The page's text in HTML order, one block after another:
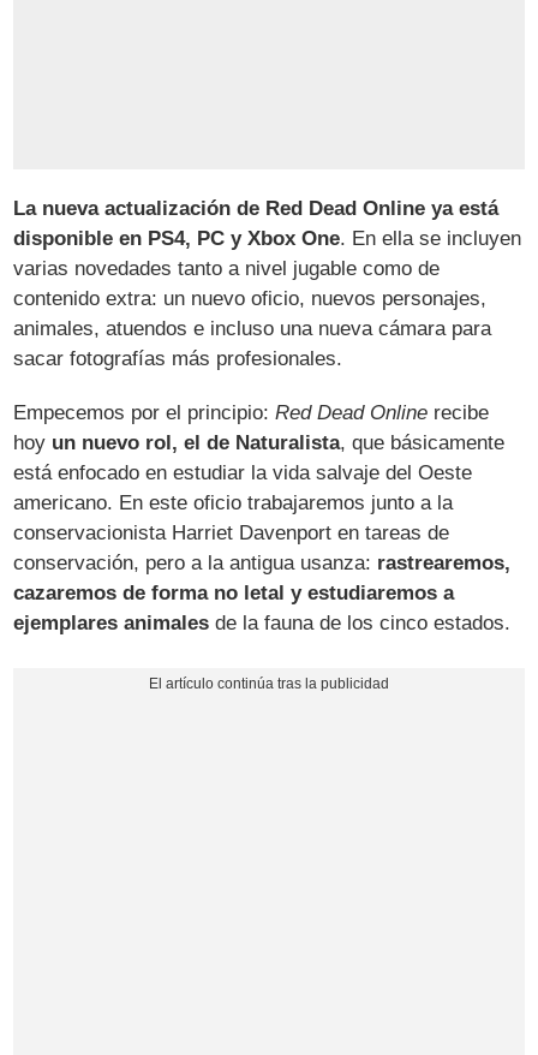
La nueva actualización de Red Dead Online ya está
disponible en PS4, PC y Xbox One. En ella se incluyen
varias novedades tanto a nivel jugable como de
contenido extra: un nuevo oficio, nuevos personajes,
animales, atuendos e incluso una nueva cámara para
sacar fotografías más profesionales.
Empecemos por el principio:Red Dead Online recibe
hoy un nuevo rol, el de Naturalista, que básicamente
está enfocado en estudiar la vida salvaje del Oeste
americano. En este oficio trabajaremos junto a la
conservacionista Harriet Davenport en tareas de
conservación, pero a la antigua usanza: rastrearemos,
cazaremos de forma no letal y estudiaremos a
ejemplares animales de la fauna de los cinco estados.